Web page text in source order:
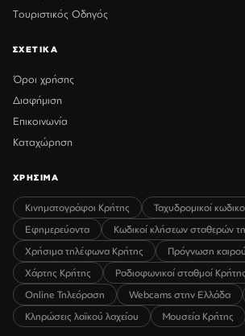
Τουριστικός Οδηγός
ΣΧΕΤΙΚΑ
Όροι χρήσης
Διαφήμιση
Επικοινωνία
Καταχώρηση
ΧΡΗΣΙΜΑ
Κινηματογράφοι Κρήτης
Ταχυδρομικοί
Εφημερεύοντα
Κωδικοί κλήσεων σταθερών
Χρήσιμα τηλέφωνα Κρήτης
Πρόγνωση καιρού
Χάρτης Κρήτης
Ραδιοφωνικοί σταθμοί Κρήτης
Online Τηλεόραση
Webcams στην Ελλάδα
Κληρώσεις λαϊκού λαχείου
Μουσεία Κρήτης